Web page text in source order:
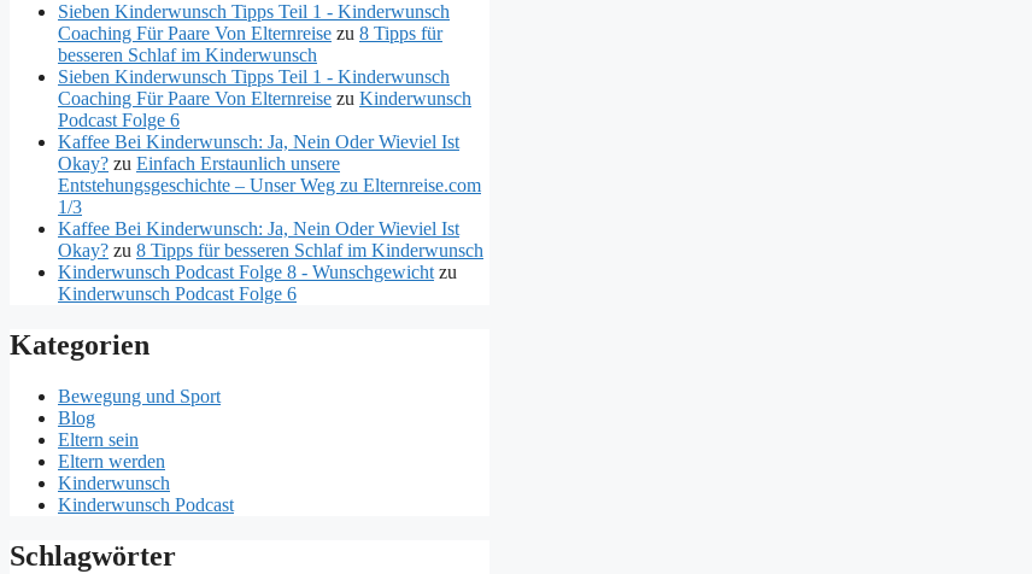
Sieben Kinderwunsch Tipps Teil 1 - Kinderwunsch
Coaching Für Paare Von Elternreise zu 8 Tipps für
besseren Schlaf im Kinderwunsch
Sieben Kinderwunsch Tipps Teil 1 - Kinderwunsch
Coaching Für Paare Von Elternreise zu Kinderwunsch
Podcast Folge 6
Kaffee Bei Kinderwunsch: Ja, Nein Oder Wieviel Ist
Okay? zu Einfach Erstaunlich unsere
Entstehungsgeschichte – Unser Weg zu Elternreise.com
1/3
Kaffee Bei Kinderwunsch: Ja, Nein Oder Wieviel Ist
Okay? zu 8 Tipps für besseren Schlaf im Kinderwunsch
Kinderwunsch Podcast Folge 8 - Wunschgewicht zu
Kinderwunsch Podcast Folge 6
Kategorien
Bewegung und Sport
Blog
Eltern sein
Eltern werden
Kinderwunsch
Kinderwunsch Podcast
Schlagwörter